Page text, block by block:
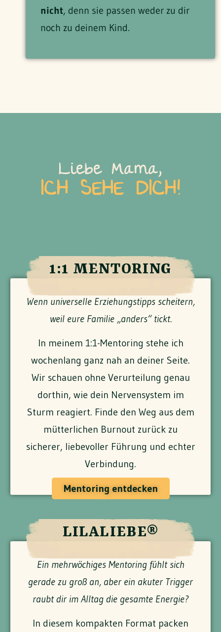
nicht, denn sie passen weder zu dir
noch zu deinem Kind.
Liebe Mama,
ICH SEHE DICH!
1:1 MENTORING
Wenn universelle Erziehungstipps scheitern,
weil eure Familie „anders“ tickt.
In meinem 1:1-Mentoring stehe ich
wochenlang ganz nah an deiner Seite.
Wir schauen ohne Verurteilung genau
dorthin, wie dein Nervensystem im
Sturm reagiert. Finde den Weg aus dem
mütterlichen Burnout zurück zu
sicherer, liebevoller Führung und echter
Verbindung.
Mentoring entdecken
LILALIEBE®
Ein mehrwöchiges Mentoring fühlt sich
gerade zu groß an, aber ein akuter Trigger
raubt dir im Alltag die gesamte Energie?
In diesem kompakten Format packen